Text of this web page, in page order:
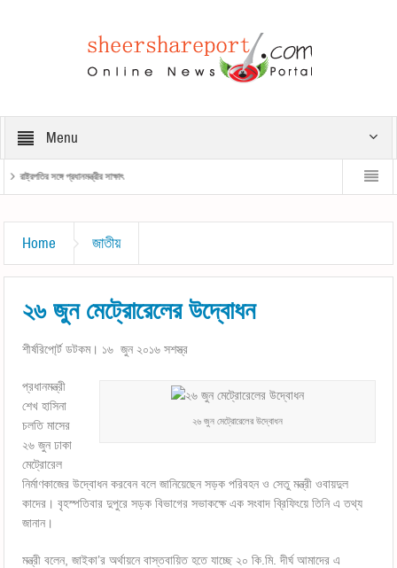
Menu
রাষ্ট্রপতির সঙ্গে প্রধানমন্ত্রীর সাক্ষাৎ
Home জাতীয়
২৬ জুন মেট্রোরেলের উদ্বোধন
শীর্ষরিপো্র্ট ডটকম। ১৬ জুন ২০১৬ সশস্ত্র
২৬ জুন মেট্রোরেলের উদ্বোধন
প্রধানমন্ত্রী
শেখ হাসিনা
চলতি মাসের
২৬ জুন ঢাকা
মেট্রোরেল
নির্মাণকাজের উদ্বোধন করবেন বলে জানিয়েছেন সড়ক পরিবহন ও সেতু মন্ত্রী ওবায়দুল
কাদের। বৃহস্পতিবার দুপুরে সড়ক বিভাগের সভাকক্ষে এক সংবাদ ব্রিফিংয়ে তিনি এ তথ্য
জানান।
মন্ত্রী বলেন, জাইকা’র অর্থায়নে বাস্তবায়িত হতে যাচ্ছে ২০ কি.মি. দীর্ঘ আমাদের এ